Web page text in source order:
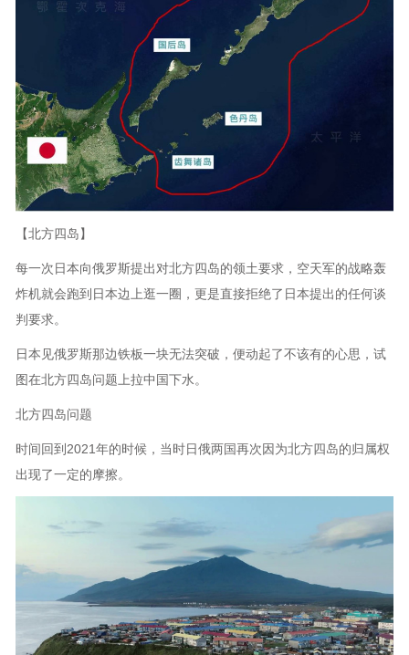
【北方四岛】
每一次日本向俄罗斯提出对北方四岛的领土要求，空天军的战略轰
炸机就会跑到日本边上逛一圈，更是直接拒绝了日本提出的任何谈
判要求。
日本见俄罗斯那边铁板一块无法突破，便动起了不该有的心思，试
图在北方四岛问题上拉中国下水。
北方四岛问题
时间回到2021年的时候，当时日俄两国再次因为北方四岛的归属权
出现了一定的摩擦。